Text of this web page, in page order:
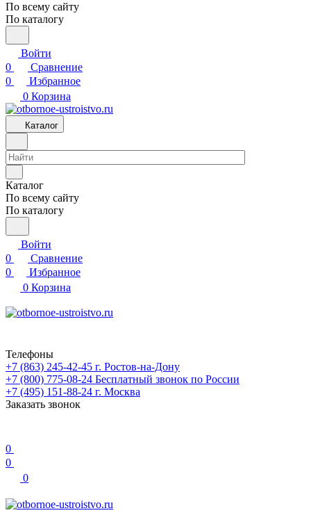
По всему сайту
По каталогу
Войти
0
Сравнение
0
Избранное
0 Корзина
Каталог
Каталог
По всему сайту
По каталогу
Войти
0
Сравнение
0
Избранное
0 Корзина
Телефоны
+7 (863) 245-42-45 г. Ростов-на-Дону
+7 (800) 775-08-24 Бесплатный звонок по России
+7 (495) 151-88-24 г. Москва
Заказать звонок
0
0
0